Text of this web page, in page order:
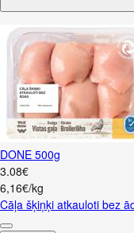
DONE 500g
3.08€
6,16€/kg
Cāļa šķiņķi atkauloti bez